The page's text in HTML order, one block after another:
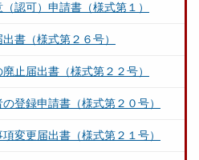
認可）申請書（様式第１）
書（様式第２６号）
止届出書（様式第２２号）
登録申請書（様式第２０号）
変更届出書（様式第２１号）